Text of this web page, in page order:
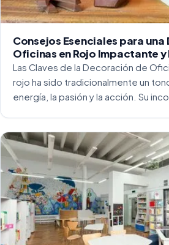
Consejos Esenciales para
Oficinas en Rojo Impactante
Las Claves de la Decoración de
rojo ha sido tradicionalmente un
energía, la pasión y la acción. Su